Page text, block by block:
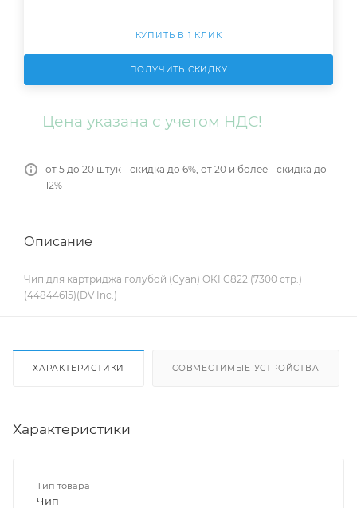
КУПИТЬ В 1 КЛИК
ПОЛУЧИТЬ СКИДКУ
Цена указана с учетом НДС!
от 5 до 20 штук - скидка до 6%, от 20 и более - скидка до
12%
Описание
Чип для картриджа голубой (Cyan) OKI C822 (7300 стр.)
(44844615)(DV Inc.)
ХАРАКТЕРИСТИКИ СОВМЕСТИМЫЕ УСТРОЙСТВА
Характеристики
Тип товара
Чип